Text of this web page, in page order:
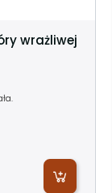
wrażliwej